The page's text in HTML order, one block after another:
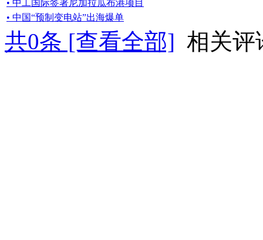
• 中工国际签署尼加拉瓜布港项目
• 中国“预制变电站”出海爆单
共0条 [查看全部] 相关评